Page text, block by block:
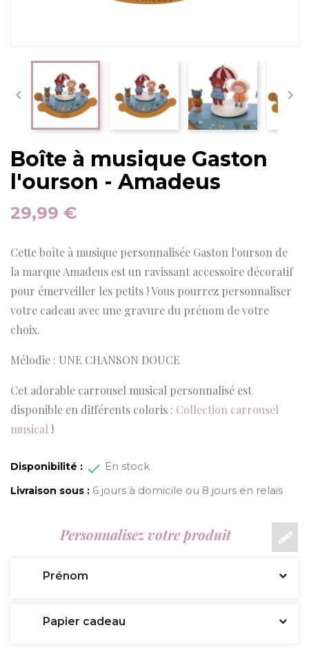
 
Boîte à musique Gaston
l'ourson - Amadeus
29,99 €
Cette boîte à musique personnalisée Gaston l'ourson de
la marque Amadeus est un ravissant accessoire décoratif
pour émerveiller les petits ! Vous pourrez personnaliser
votre cadeau avec une gravure du prénom de votre
choix.
Mélodie : UNE CHANSON DOUCE
Cet adorable carrousel musical personnalisé est
disponible en différents coloris : Collection carrousel
musical !
Disponibilité : En stock
Livraison sous : 6 jours à domicile ou 8 jours en relais
Personnalisez votre produit
Prénom
Papier cadeau